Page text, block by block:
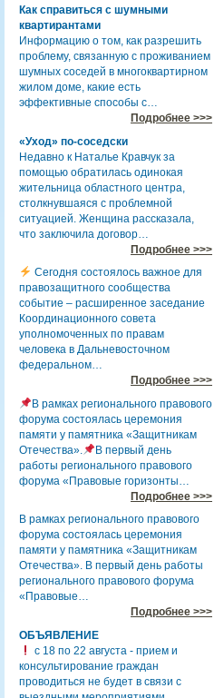
Как справиться с шумными
квартирантами
Информацию о том, как разрешить
проблему, связанную с проживанием
шумных соседей в многоквартирном
жилом доме, какие есть
эффективные способы с…
Подробнее >>>
«Уход» по-соседски
Недавно к Наталье Кравчук за
помощью обратилась одинокая
жительница областного центра,
столкнувшаяся с проблемной
ситуацией. Женщина рассказала,
что заключила договор…
Подробнее >>>
Сегодня состоялось важное для
правозащитного сообщества
событие – расширенное заседание
Координационного совета
уполномоченных по правам
человека в Дальневосточном
федеральном…
Подробнее >>>
В рамках регионального правового
форума состоялась церемония
памяти у памятника «Защитникам
Отечества».
В первый день
работы регионального правового
форума «Правовые горизонты…
Подробнее >>>
В рамках регионального правового
форума состоялась церемония
памяти у памятника «Защитникам
Отечества». В первый день работы
регионального правового форума
«Правовые…
Подробнее >>>
ОБЪЯВЛЕНИЕ
с 18 по 22 августа - прием и
консультирование граждан
проводиться не будет в связи с